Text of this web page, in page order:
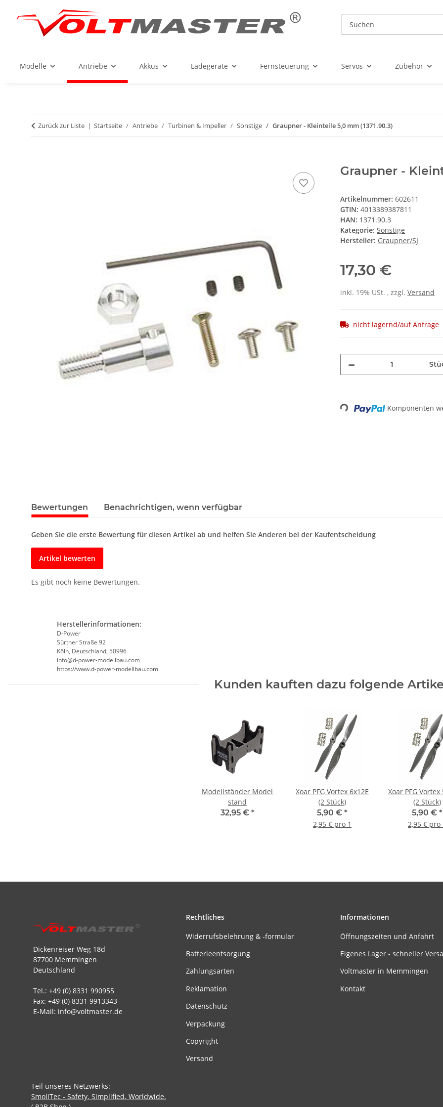
Modelle Antriebe Akkus Ladegeräte Fernsteuerung Servos Zubehör
Zurück zur Liste Startseite Antriebe Turbinen & Impeller Sonstige Graupner - Kleinteile 5,0 mm (1371.90.3)
Graupner -
Artikelnummer: 602611
GTIN: 4013389387811
HAN: 1371.90.3
Kategorie: Sonstige
Hersteller: Graupner/SJ
17,30 €
inkl. 19% USt. , zzgl. Versand
nicht lagernd/auf Anfrage
Loading... Komponenten
Bewertungen Benachrichtigen, wenn verfügbar
Geben Sie die erste Bewertung für diesen Artikel ab und helfen Sie Anderen bei der Kaufentscheidung
Artikel bewerten
Es gibt noch keine Bewertungen.
Herstellerinformationen:
D-Power
Sürther Straße 92
Köln, Deutschland, 50996
info@d-power-modellbau.com
https://www.d-power-modellbau.com
Kunden kauften dazu folgende
Modellständer Model
stand
32,95 € *
Xoar PFG Vortex 6x12E
(2 Stück)
5,90 € *
2,95 € pro 1
Xoar PFG Vortex
(2 Stück)
5,90 € *
2,95 € pro
Dickenreiser Weg 18d
87700 Memmingen
Deutschland
Tel.: +49 (0) 8331 990955
Fax: +49 (0) 8331 9913343
E-Mail: info@voltmaster.de
Rechtliches
Widerrufsbelehrung & -formular
Batterieentsorgung
Zahlungsarten
Reklamation
Datenschutz
Verpackung
Copyright
Versand
Informationen
Öffnungszeiten und Anfahrt
Eigenes Lager - schneller
Voltmaster in Memmingen
Kontakt
Teil unseres Netzwerks:
SmoliTec - Safety. Simplified. Worldwide.